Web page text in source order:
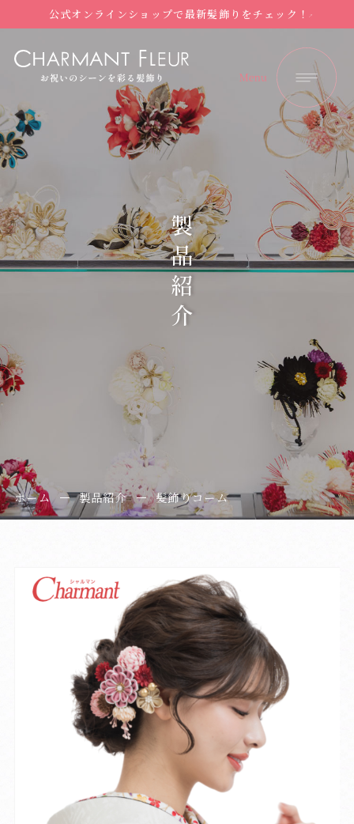
公式オンラインショップで最新髪飾りをチェック！
製品紹介
ホーム 製品紹介 髪飾りコーム